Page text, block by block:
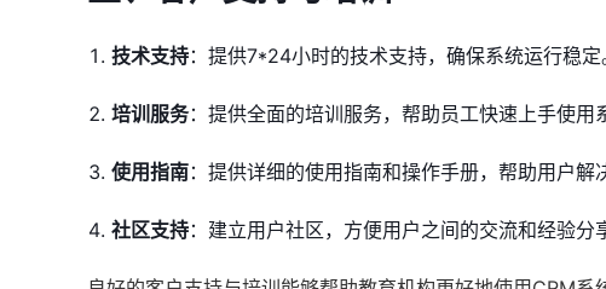
技术支持：提供7*24小时的技术支持，确保系统运行稳定
培训服务：提供全面的培训服务，帮助员工快速上手使用
使用指南：提供详细的使用指南和操作手册，帮助用户解
社区支持：建立用户社区，方便用户之间的交流和经验分